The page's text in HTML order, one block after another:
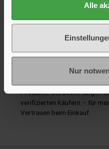
Alle
Nur
Kundinnen und Kunden
Produkte. Die Bewertungen
verifizierten Käufern – für
Vertrauen beim Einkauf.